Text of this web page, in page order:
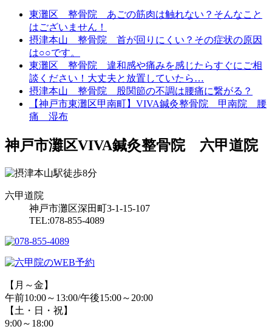
東灘区 整骨院 あごの筋肉は触れない？そんなこと
はございません！
摂津本山 整骨院 首が回りにくい？その症状の原因
は○○です。
東灘区 整骨院 違和感や痛みを感じたらすぐにご相
談ください！大丈夫と放置していたら…
摂津本山 整骨院 股関節の不調は腰痛に繋がる？
【神戸市東灘区甲南町】VIVA鍼灸整骨院 甲南院 腰
痛 湿布
神戸市灘区VIVA鍼灸整骨院 六甲道院
六甲道院
神戸市灘区深田町3-1-15-107
TEL:078-855-4089
【月～金】
午前10:00～13:00/午後15:00～20:00
【土・日・祝】
9:00～18:00